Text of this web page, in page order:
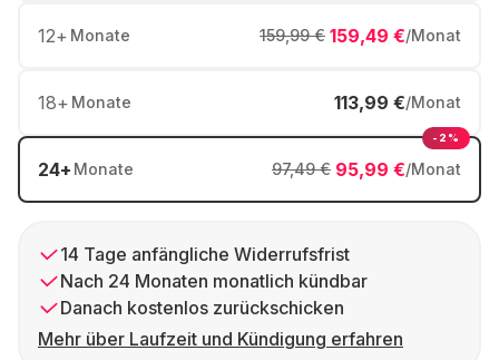
12+ Monate 159,49 €/Monat
159,99 €
18+ Monate 113,99 €/Monat
24+ Monate 95,99 €/Monat
97,49 €
-2%
14 Tage anfängliche Widerrufsfrist
Nach 24 Monaten monatlich kündbar
Danach kostenlos zurückschicken
Mehr über Laufzeit und Kündigung erfahren